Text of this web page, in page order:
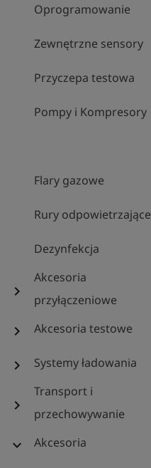
Oprogramowanie
Zewnętrzne sensory
Przyczepa testowa
Pompy i Kompresory
Flary gazowe
Rury odpowietrzające
Dezynfekcja
chevron_right
Akcesoria
przyłączeniowe
chevron_right Akcesoria testowe
chevron_right Systemy ładowania
chevron_right
Transport i
przechowywanie
expand_more Akcesoria